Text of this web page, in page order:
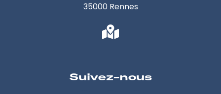
35000 Rennes
Suivez-nous